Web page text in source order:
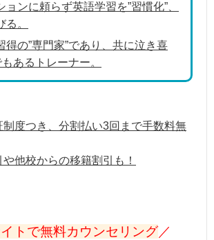
ョンに頼らず英語学習を”習慣化”、
る。
得の”専門家”であり、共に泣き喜
もあるトレーナー。
制度つき、分割払い3回まで手数料無
他校からの移籍割引も！
トで無料カウンセリング／